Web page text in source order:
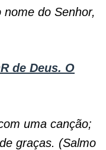
do Senhor,
de Deus. O
uma canção;
graças. (Salmo